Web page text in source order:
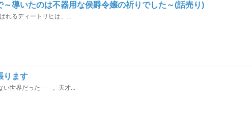
導いたのは不器用な侯爵令嬢の祈りでした～(話売り)
れるディートリヒは、...
ります
い世界だった――。天才...